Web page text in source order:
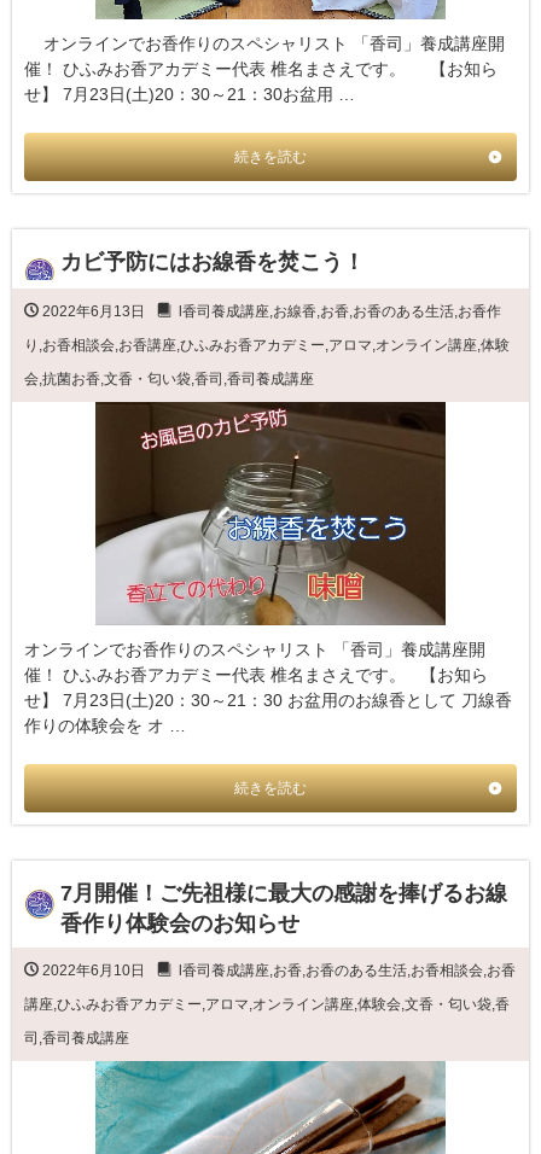
オンラインでお香作りのスペシャリスト 「香司」養成講座開
催！ ひふみお香アカデミー代表 椎名まさえです。 【お知ら
せ】 7月23日(土)20：30～21：30お盆用 …
続きを読む
カビ予防にはお線香を焚こう！
2022年6月13日 l香司養成講座,お線香,お香,お香のある生活,お香作
り ,お香相談会,お香講座,ひふみお香アカデミー,アロマ,オンライン講座,体験
会,抗菌お香,文香・匂い袋,香司 ,香司養成講座
オンラインでお香作りのスペシャリスト 「香司」養成講座開
催！ ひふみお香アカデミー代表 椎名まさえです。 【お知ら
せ】 7月23日(土)20：30～21：30 お盆用のお線香として 刀線香
作りの体験会を オ …
続きを読む
7月開催！ご先祖様に最大の感謝を捧げるお線
香作り体験会のお知らせ
2022年6月10日 l香司養成講座,お香,お香のある生活,お香相談会,お香
講座,ひふみお香アカデミー,アロマ,オンライン講座,体験会,文香・匂い袋,香
司 ,香司養成講座